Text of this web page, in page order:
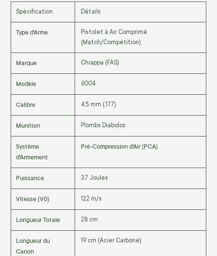
Spécification Détails
Type d'Arme
Pistolet à Air Comprimé
(Match/Compétition)
Marque Chiappa (FAS)
Modèle 6004
Calibre 4,5 mm (.177)
Munition Plombs Diabolos
Système
d'Armement
Pré-Compression d'Air (PCA)
Puissance 3,7 Joules
Vitesse (V0) 122 m/s
Longueur Totale 28 cm
Longueur du
Canon
19 cm (Acier Carbone)